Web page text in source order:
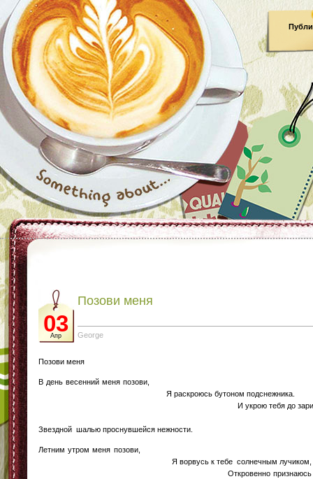
03
Апр
Позови меня
George
Позови меня
В день весенний меня
Я раскроюсь бутоном
И укрою тебя до
Звездной шалью проснувшейся нежности.
Летним утром меня
Я ворвусь к тебе солнечным
Откровенно признаюсь